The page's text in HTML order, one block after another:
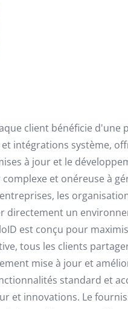
client bénéficie d'une
intégrations système,
à jour et le
et onéreuse à
les
directement un
est conçu pour
tous les clients
mise à jour et
standard et
et innovations. Le